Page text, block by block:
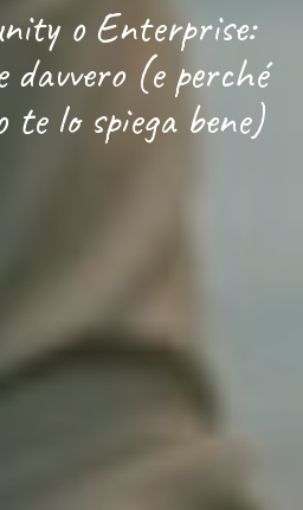
o Enterprise:
davvero (e perché
te lo spiega bene)